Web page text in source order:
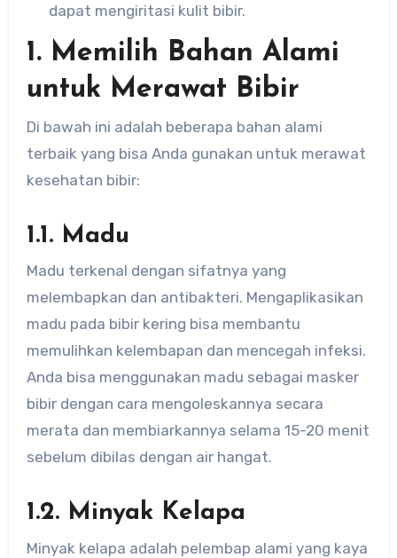
dapat mengiritasi kulit bibir.
1. Memilih Bahan Alami
untuk Merawat Bibir
Di bawah ini adalah beberapa bahan alami
terbaik yang bisa Anda gunakan untuk merawat
kesehatan bibir:
1.1. Madu
Madu terkenal dengan sifatnya yang
melembapkan dan antibakteri. Mengaplikasikan
madu pada bibir kering bisa membantu
memulihkan kelembapan dan mencegah infeksi.
Anda bisa menggunakan madu sebagai masker
bibir dengan cara mengoleskannya secara
merata dan membiarkannya selama 15-20 menit
sebelum dibilas dengan air hangat.
1.2. Minyak Kelapa
Minyak kelapa adalah pelembap alami yang kaya